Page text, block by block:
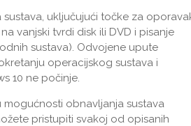
uključujući točke za
vanjski tvrdi disk ili DVD i pisanje
sustava). Odvojene upute
operacijskog sustava i
10 ne počinje.
obnavljanja sustava
pristupiti svakoj od opisanih